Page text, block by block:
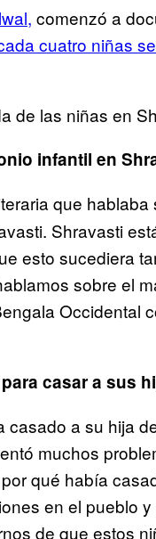
comenzó a
cuatro niñas
de las niñas en
infantil en
que
Shravasti
esto sucediera
sobre el
Occidental
casar a sus
a su hija
muchos
qué había
en el pueblo
de que estos